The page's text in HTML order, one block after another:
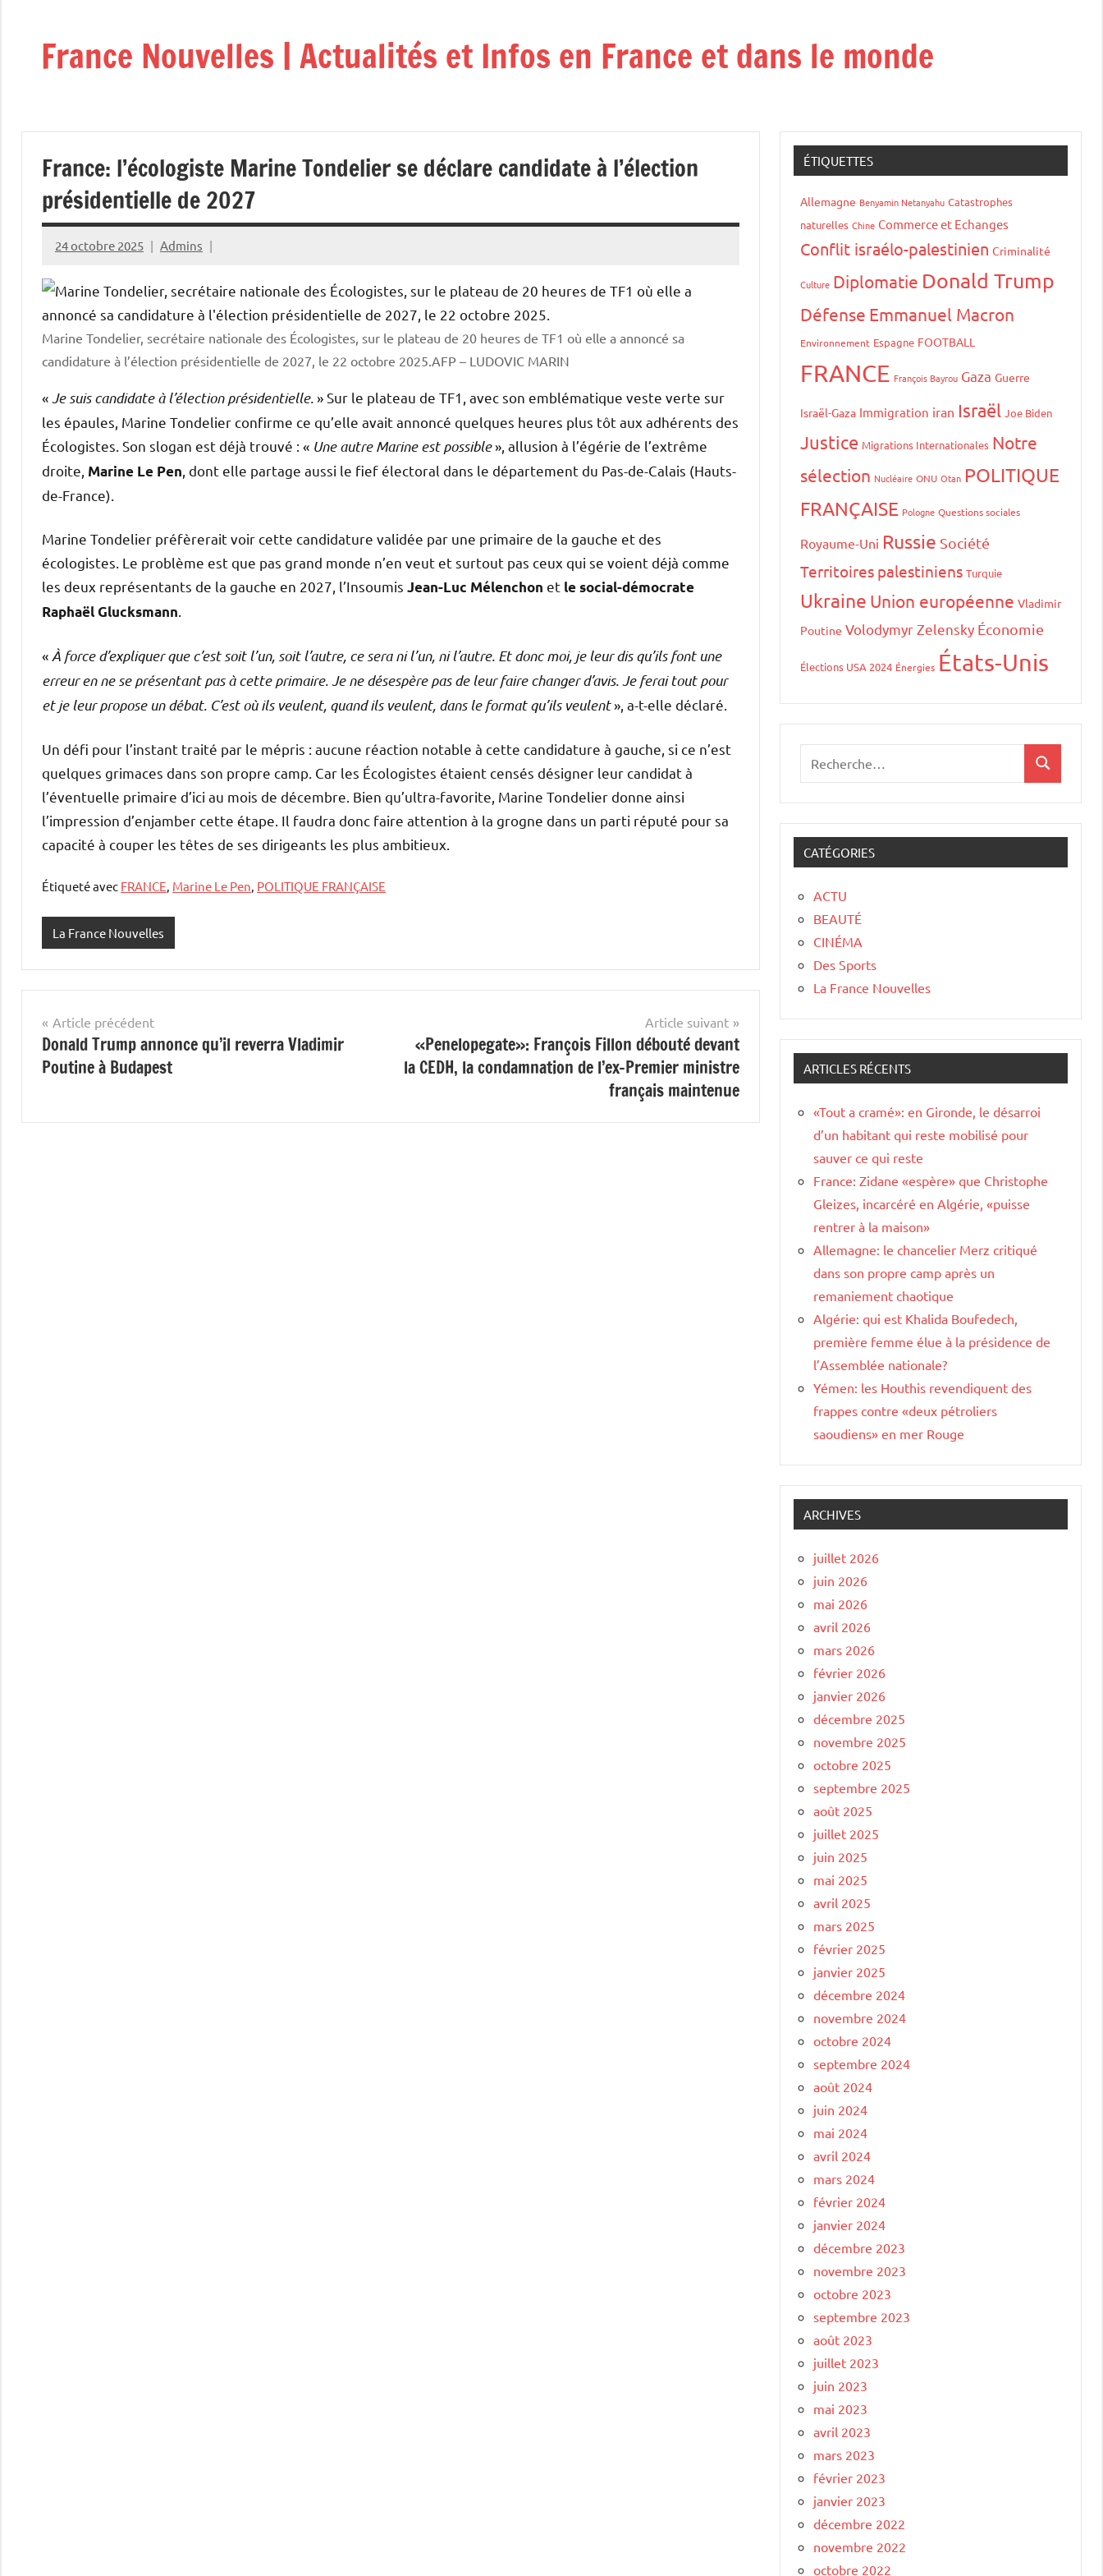
contenuFrance Nouvelles | Actualités et Infos en France et dans le monde
France: l’écologiste Marine Tondelier se déclare candidate à l’élection
présidentielle de 2027
24 octobre 2025 Admins
Marine Tondelier, secrétaire nationale des Écologistes, sur le plateau de 20 heures de TF1 où elle a annoncé sa
candidature à l’élection présidentielle de 2027, le 22 octobre 2025.AFP – LUDOVIC MARIN
«Je suis candidate à l’élection présidentielle. » Sur le plateau de TF1, avec son emblématique veste verte sur
les épaules, Marine Tondelier confirme ce qu’elle avait annoncé quelques heures plus tôt aux adhérents des
Écologistes. Son slogan est déjà trouvé : « Une autre Marine est possible», allusion à l’égérie de l’extrême
droite, Marine Le Pen , dont elle partage aussi le fief électoral dans le département du Pas-de-Calais (Hauts-
de-France).
Marine Tondelier préfèrerait voir cette candidature validée par une primaire de la gauche et des
écologistes. Le problème est que pas grand monde n’en veut et surtout pas ceux qui se voient déjà comme
les deux représentants de la gauche en 2027, l’Insoumis Jean-Luc Mélenchon et le social-démocrate
Raphaël Glucksmann
« À force d’expliquer que c’est soit l’un, soit l’autre, ce sera ni l’un, ni l’autre. Et donc moi, je leur dis qu’ils font une
erreur en ne se présentant pas à cette primaire. Je ne désespère pas de leur faire changer d’avis. Je ferai tout pour
et je leur propose un débat. C’est où ils veulent, quand ils veulent, dans le format qu’ils veulent», a-t-elle déclaré.
Un défi pour l’instant traité par le mépris : aucune réaction notable à cette candidature à gauche, si ce n’est
quelques grimaces dans son propre camp. Car les Écologistes étaient censés désigner leur candidat à
l’éventuelle primaire d’ici au mois de décembre. Bien qu’ultra-favorite, Marine Tondelier donne ainsi
l’impression d’enjamber cette étape. Il faudra donc faire attention à la grogne dans un parti réputé pour sa
capacité à couper les têtes de ses dirigeants les plus ambitieux.
Étiqueté avec FRANCE, Marine Le Pen, POLITIQUE FRANÇAISE
La France Nouvelles
Navigation
de
l’article
Article précédent
Donald Trump annonce qu’il reverra Vladimir
Poutine à Budapest
Article suivant
«Penelopegate»: François Fillon débouté devant
la CEDH, la condamnation de l’ex-Premier ministre
français maintenue
ÉTIQUETTES
Allemagne Benyamin Netanyahu Catastrophes
naturelles Chine Commerce et Echanges
Conflit israélo-palestinien Criminalité
Culture Diplomatie Donald Trump
Défense Emmanuel Macron
Environnement Espagne FOOTBALL
FRANCE François Bayrou Gaza Guerre
Israël-Gaza Immigration iran Israël Joe Biden
Justice Migrations Internationales Notre
sélection Nucléaire ONU Otan POLITIQUE
FRANÇAISE Pologne Questions sociales
Royaume-Uni Russie Société
Territoires palestiniens Turquie
Ukraine Union européenne Vladimir
Poutine Volodymyr Zelensky Économie
Élections USA 2024 Énergies États-Unis
CATÉGORIES
ACTU
BEAUTÉ
CINÉMA
Des Sports
La France Nouvelles
ARTICLES RÉCENTS
«Tout a cramé»: en Gironde, le désarroi
d’un habitant qui reste mobilisé pour
sauver ce qui reste
France: Zidane «espère» que Christophe
Gleizes, incarcéré en Algérie, «puisse
rentrer à la maison»
Allemagne: le chancelier Merz critiqué
dans son propre camp après un
remaniement chaotique
Algérie: qui est Khalida Boufedech,
première femme élue à la présidence de
l’Assemblée nationale?
Yémen: les Houthis revendiquent des
frappes contre «deux pétroliers
saoudiens» en mer Rouge
ARCHIVES
juillet 2026
juin 2026
mai 2026
avril 2026
mars 2026
février 2026
janvier 2026
décembre 2025
novembre 2025
octobre 2025
septembre 2025
août 2025
juillet 2025
juin 2025
mai 2025
avril 2025
mars 2025
février 2025
janvier 2025
décembre 2024
novembre 2024
octobre 2024
septembre 2024
août 2024
juin 2024
mai 2024
avril 2024
mars 2024
février 2024
janvier 2024
décembre 2023
novembre 2023
octobre 2023
septembre 2023
août 2023
juillet 2023
juin 2023
mai 2023
avril 2023
mars 2023
février 2023
janvier 2023
décembre 2022
novembre 2022
octobre 2022